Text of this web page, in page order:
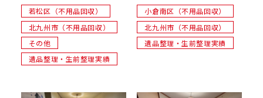
若松区（不用品回収）
北九州市（不用品回収）
その他
遺品整理・生前整理実績
小倉南区（不用品回収）
北九州市（不用品回収）
遺品整理・生前整理実績